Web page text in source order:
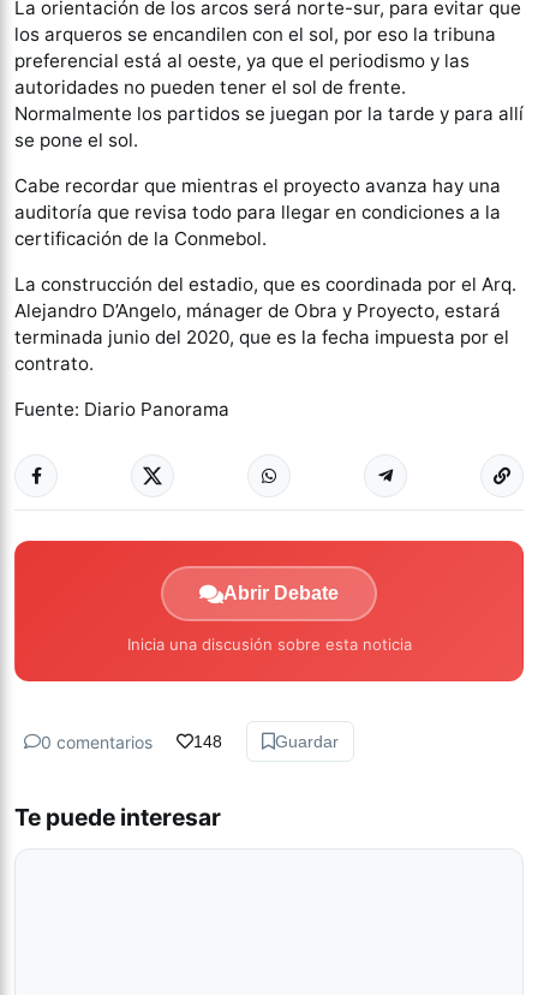
La orientación de los arcos será norte-sur, para evitar que
los arqueros se encandilen con el sol, por eso la tribuna
preferencial está al oeste, ya que el periodismo y las
autoridades no pueden tener el sol de frente.
Normalmente los partidos se juegan por la tarde y para allí
se pone el sol.
Cabe recordar que mientras el proyecto avanza hay una
auditoría que revisa todo para llegar en condiciones a la
certificación de la Conmebol.
La construcción del estadio, que es coordinada por el Arq.
Alejandro D’Angelo, mánager de Obra y Proyecto, estará
terminada junio del 2020, que es la fecha impuesta por el
contrato.
Fuente: Diario Panorama
Abrir Debate
Inicia una discusión sobre esta noticia
0 comentarios 148 Guardar
Te puede interesar